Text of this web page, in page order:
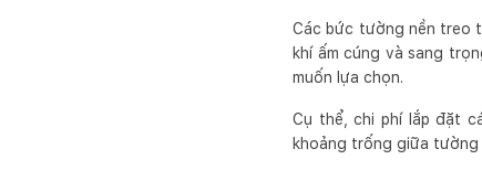
Các bức tường nền treo
khí ấm cúng và sang
muốn lựa chọn.
Cụ thể, chi phí lắp đặt
khoảng trống giữa tường